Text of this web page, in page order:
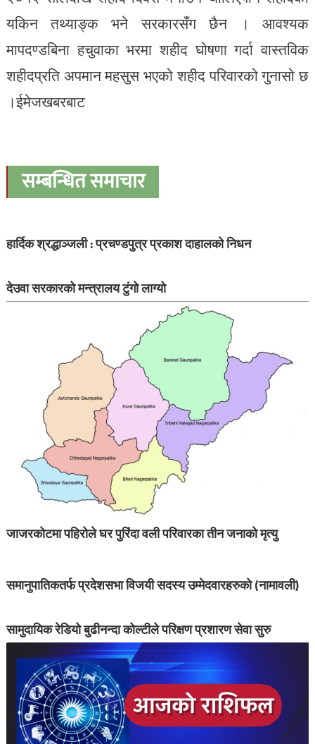
यकिन तथ्याङ्क भने सरकारसँग छैन । आवश्यक
मापदण्डबिना हचुवाका भरमा शहीद घोषणा गर्दा वास्तविक
शहीदप्रति अपमान महसुस भएको शहीद परिवारको गुनासो छ
।ईमेजखबरबाट
सम्बन्धित समाचार
हार्दिक श्रद्धाञ्जली : प्रचण्डपुत्र प्रकाश दाहालको निधन
देउवा सरकारको मन्त्रालय टुंगो लाग्यो
जाजरकोटमा पहिरोले घर पुरिंदा वली परिवारका तीन जनाको मृत्यु
समानुपातिकतर्फ प्रदेशसभा विजयी सदस्य उम्मेदवारहरुको (नामावली)
सामुदायिक रेडियो बुढीनन्दा कोल्टीले परिक्षण प्रशारण सेवा सुरु